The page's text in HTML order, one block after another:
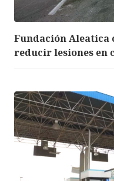
Fundación Aleatica
reducir lesiones en